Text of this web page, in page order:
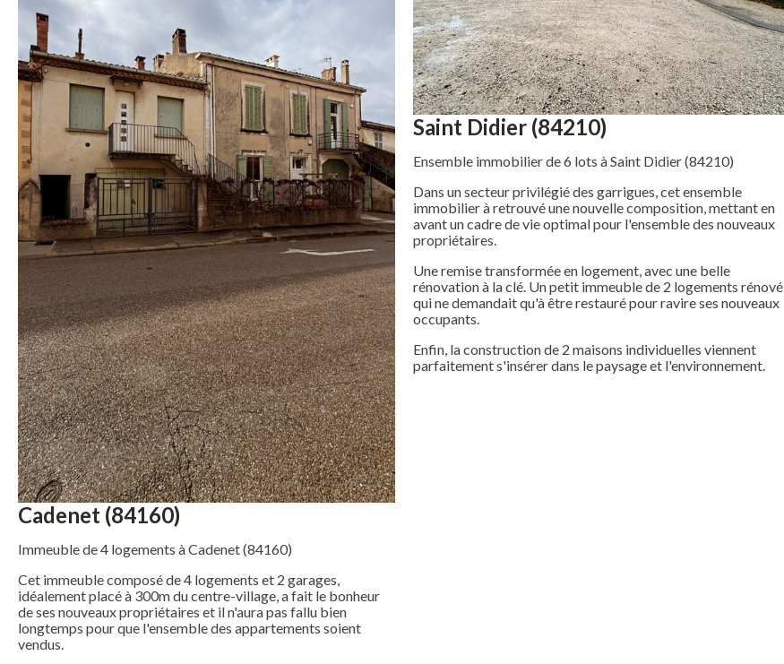
Cadenet (84160)
Immeuble de 4 logements à Cadenet (84160)
Cet immeuble composé de 4 logements et 2 garages,
idéalement placé à 300m du centre-village, a fait le bonheur
de ses nouveaux propriétaires et il n'aura pas fallu bien
longtemps pour que l'ensemble des appartements soient
vendus.
Saint Didier (84210)
Ensemble immobilier de 6 lots à Saint Didier (84210)
Dans un secteur privilégié des garrigues, cet ensemble
immobilier à retrouvé une nouvelle composition, mettant en
avant un cadre de vie optimal pour l'ensemble des nouveaux
propriétaires.
Une remise transformée en logement, avec une belle
rénovation à la clé. Un petit immeuble de 2 logements rénové,
qui ne demandait qu'à être restauré pour ravire ses nouveaux
occupants.
Enfin, la construction de 2 maisons individuelles viennent
parfaitement s'insérer dans le paysage et l'environnement.